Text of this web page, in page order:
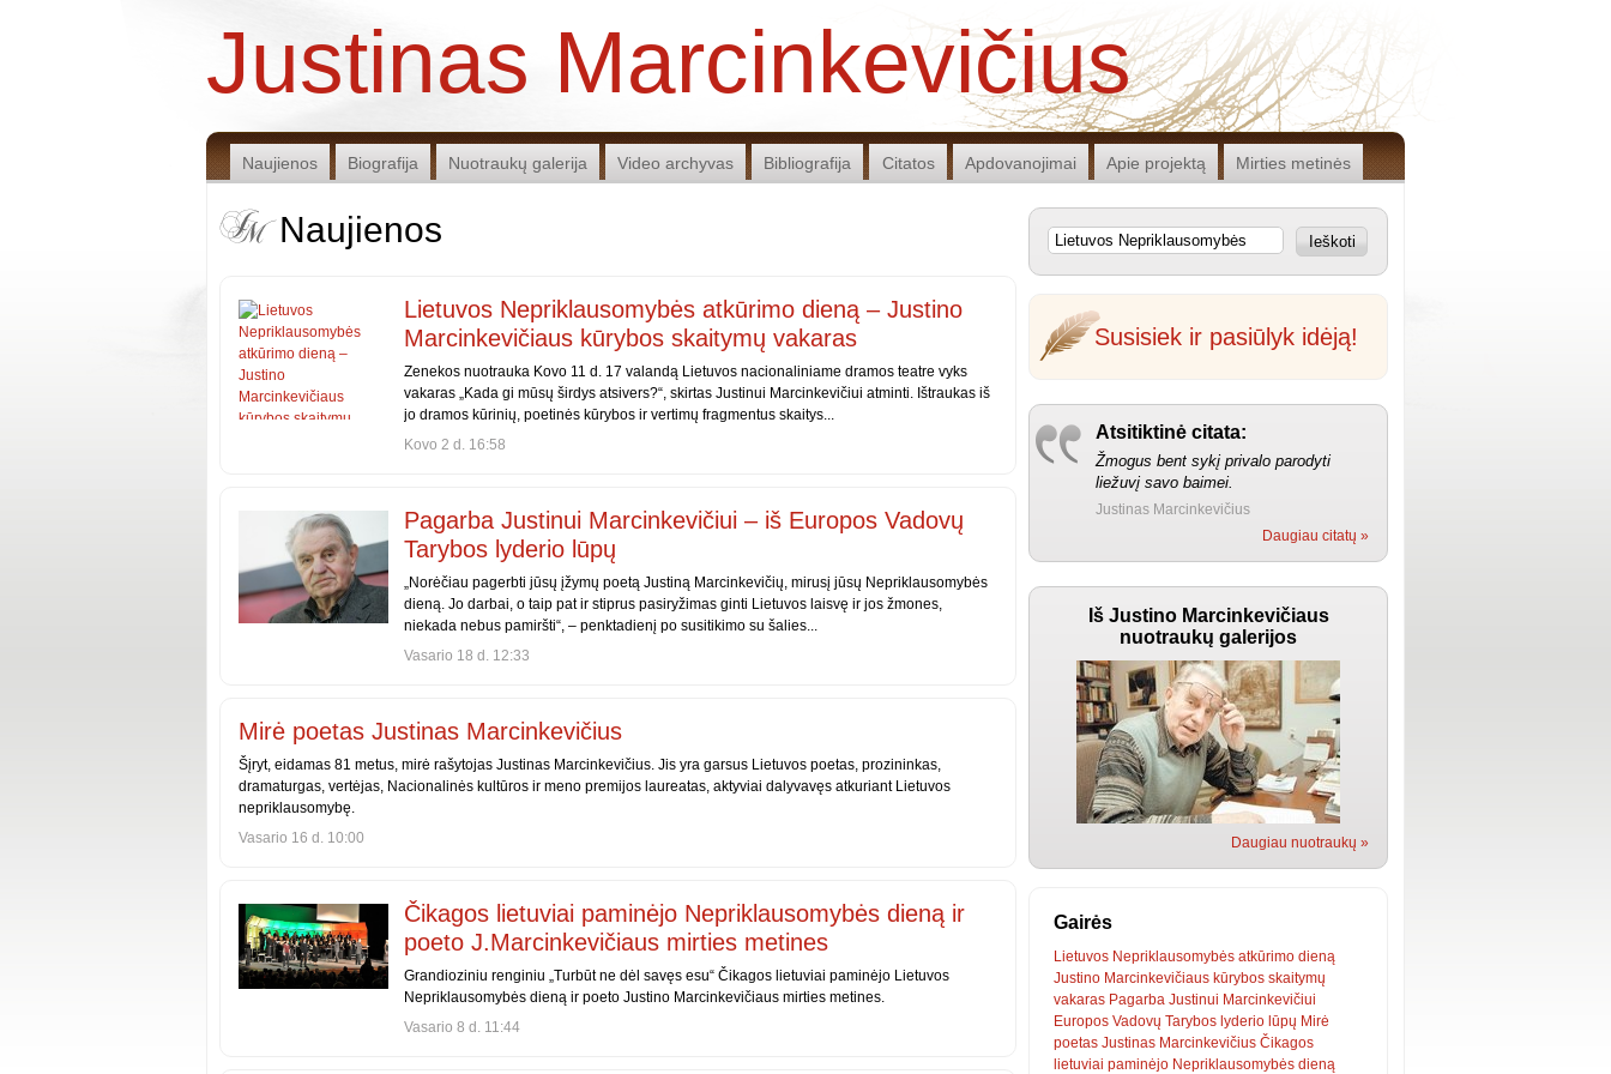
Justinas Marcinkevičius
Naujienos Biografija Nuotraukų galerija Video archyvas Bibliografija Citatos Apdovanojimai Apie projektą Mirties metinės
Naujienos
Lietuvos Nepriklausomybės atkūrimo dieną – Justino
Marcinkevičiaus kūrybos skaitymų vakaras
Zenekos nuotrauka Kovo 11 d. 17 valandą Lietuvos nacionaliniame dramos teatre vyks
vakaras „Kada gi mūsų širdys atsivers?“, skirtas Justinui Marcinkevičiui atminti. Ištraukas iš
jo dramos kūrinių, poetinės kūrybos ir vertimų fragmentus skaitys...
Kovo 2 d. 16:58
Pagarba Justinui Marcinkevičiui – iš Europos Vadovų
Tarybos lyderio lūpų
„Norėčiau pagerbti jūsų įžymų poetą Justiną Marcinkevičių, mirusį jūsų Nepriklausomybės
dieną. Jo darbai, o taip pat ir stiprus pasiryžimas ginti Lietuvos laisvę ir jos žmones,
niekada nebus pamiršti“, – penktadienį po susitikimo su šalies...
Vasario 18 d. 12:33
Mirė poetas Justinas Marcinkevičius
Šįryt, eidamas 81 metus, mirė rašytojas Justinas Marcinkevičius. Jis yra garsus Lietuvos poetas, prozininkas,
dramaturgas, vertėjas, Nacionalinės kultūros ir meno premijos laureatas, aktyviai dalyvavęs atkuriant Lietuvos
nepriklausomybę.
Vasario 16 d. 10:00
Čikagos lietuviai paminėjo Nepriklausomybės dieną ir
poeto J.Marcinkevičiaus mirties metines
Grandioziniu renginiu „Turbūt ne dėl savęs esu“ Čikagos lietuviai paminėjo Lietuvos
Nepriklausomybės dieną ir poeto Justino Marcinkevičiaus mirties metines.
Vasario 8 d. 11:44
Ieškoti
Susisiek ir pasiūlyk idėją!
Atsitiktinė citata:
Žmogus bent sykį privalo parodyti
liežuvį savo baimei.
Justinas Marcinkevičius
Daugiau citatų »
Iš Justino Marcinkevičiaus
nuotraukų galerijos
Daugiau nuotraukų »
Gairės
Lietuvos Nepriklausomybės atkūrimo dieną
Justino Marcinkevičiaus kūrybos skaitymų
vakaras Pagarba Justinui Marcinkevičiui
Europos Vadovų Tarybos lyderio lūpų Mirė
poetas Justinas Marcinkevičius Čikagos
lietuviai paminėjo Nepriklausomybės dieną